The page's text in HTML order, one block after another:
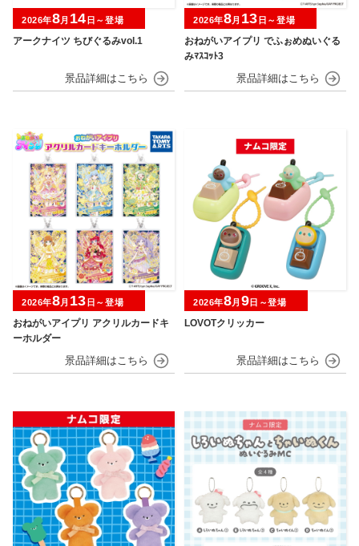
アークナイツ ちびぐるみvol.1
2026年8月 14 日～登場
おねがいアイプリ でふぉめぬいぐる
みﾏｽｺｯﾄ3
2026年8月 13 日～登場
おねがいアイプリ アクリルカードキ
ーホルダー
2026年8月 13 日～登場
LOVOTクリッカー
2026年8月 9日～登場